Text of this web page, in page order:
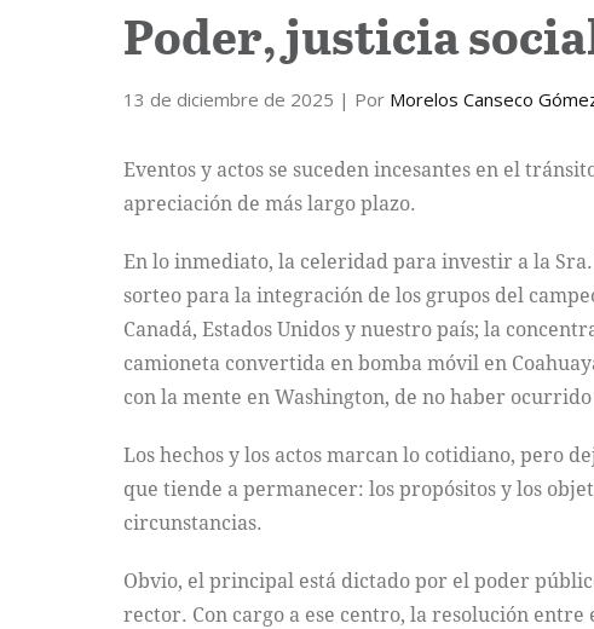
Poder, justicia
13 de diciembre de 2025 | Por Morelos Canseco
Eventos y actos se suceden incesantes en el
apreciación de más largo plazo.
En lo inmediato, la celeridad para investir a la
sorteo para la integración de los grupos del
Canadá, Estados Unidos y nuestro país; la
camioneta convertida en bomba móvil en
con la mente en Washington, de no haber
Los hechos y los actos marcan lo cotidiano, pero
que tiende a permanecer: los propósitos y los
circunstancias.
Obvio, el principal está dictado por el poder
rector. Con cargo a ese centro, la resolución